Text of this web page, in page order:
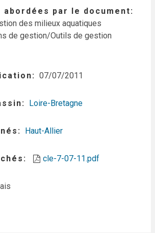
abordées par le document
des milieux aquatiques
de gestion/Outils de gestion
07/07/2011
Loire-Bretagne
Haut-Allier
cle-7-07-11.pdf